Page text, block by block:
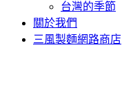
台灣的季節
關於我們
三風製麵網路商店